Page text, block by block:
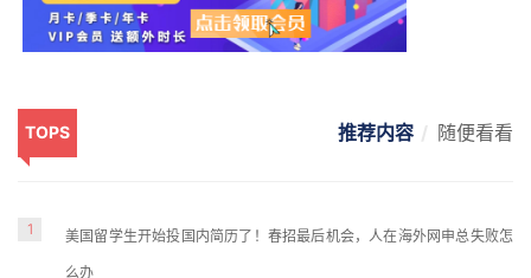
TOPS 推荐内容 随便看看
1 美国留学生开始投国内简历了！春招最后机会，人在海外网申总失败怎
么办